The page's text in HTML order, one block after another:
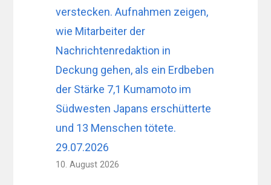
verstecken. Aufnahmen zeigen,
wie Mitarbeiter der
Nachrichtenredaktion in
Deckung gehen, als ein Erdbeben
der Stärke 7,1 Kumamoto im
Südwesten Japans erschütterte
und 13 Menschen tötete.
29.07.2026
10. August 2026